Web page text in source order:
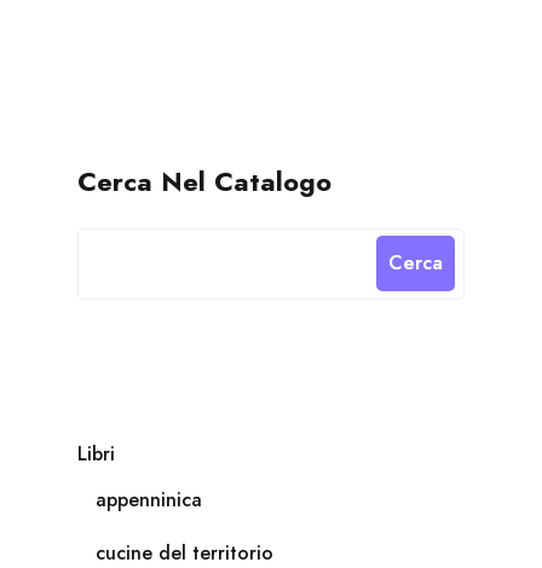
Cerca Nel Catalogo
Cerca
Libri
appenninica
cucine del territorio